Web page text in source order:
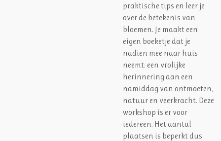
praktische tips en leer je
over de betekenis van
bloemen. Je maakt een
eigen boeketje dat je
nadien mee naar huis
neemt: een vrolijke
herinnering aan een
namiddag van ontmoeten,
natuur en veerkracht. Deze
workshop is er voor
iedereen. Het aantal
plaatsen is beperkt dus